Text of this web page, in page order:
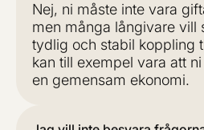
Nej, ni måste inte vara
men många långivare vill
tydlig och stabil koppling
kan till exempel vara att
en gemensam ekonomi.